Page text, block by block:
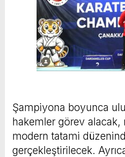
Şampiyona boyunca
hakemler görev alacak,
modern tatami
gerçekleştirilecek.